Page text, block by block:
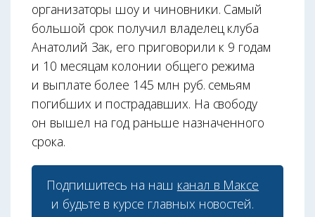
организаторы шоу и чиновники. Самый
большой срок получил владелец клуба
Анатолий Зак, его приговорили к 9 годам
и 10 месяцам колонии общего режима
и выплате более 145 млн руб. семьям
погибших и пострадавших. На свободу
он вышел на год раньше назначенного
срока.
Подпишитесь на наш канал в Максе
и будьте в курсе главных новостей.